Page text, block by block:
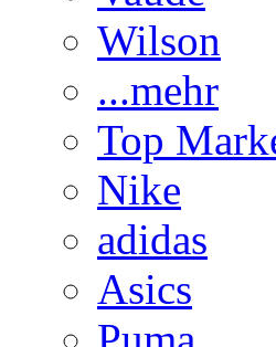
Wilson
...mehr
Top
Nike
adidas
Asics